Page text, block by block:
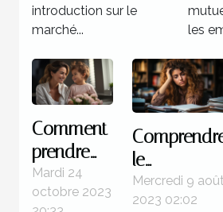
introduction sur le
marché...
les
Comment
prendre
soin de
ses
Mardi 24
octobre 2023
le
syndrome
de Burn-out
Mercredi 9 août
2023 02:02